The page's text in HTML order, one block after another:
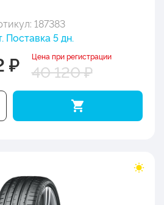
187383
Поставка 5 дн.
₽ Цена при регистрации
40 120 ₽